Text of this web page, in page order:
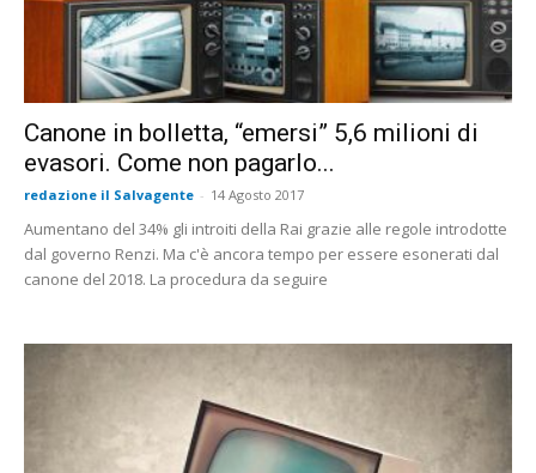
Canone in bolletta, “emersi” 5,6 milioni di
evasori. Come non pagarlo...
redazione il Salvagente - 14 Agosto 2017
Aumentano del 34% gli introiti della Rai grazie alle regole introdotte
dal governo Renzi. Ma c'è ancora tempo per essere esonerati dal
canone del 2018. La procedura da seguire